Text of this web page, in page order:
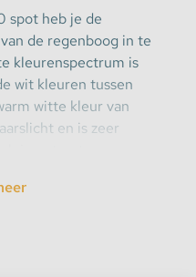
spot heb je de
de regenboog in te
kleurenspectrum is
wit kleuren tussen
witte kleur van
en is zeer
van